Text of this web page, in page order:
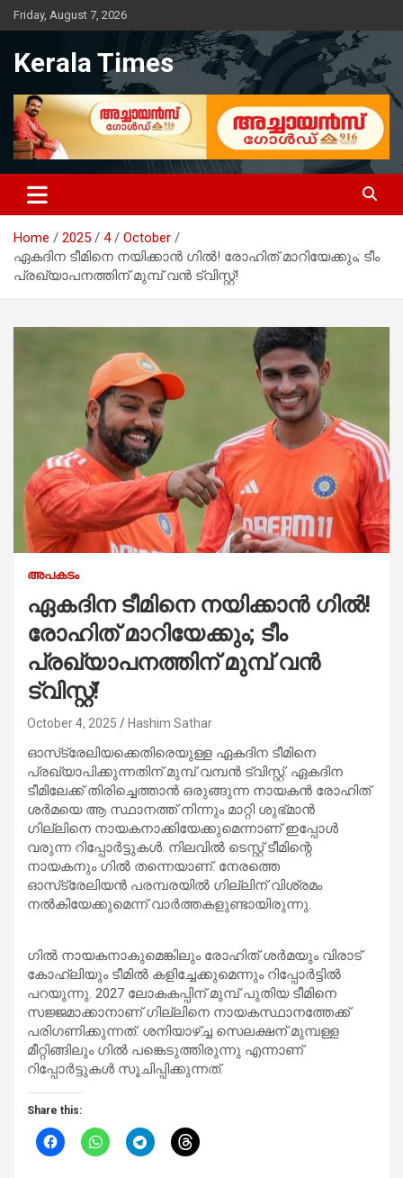
Skip
to
Friday, August 7, 2026
Kerala Times
Home 2025 4
October
ഏകദിന ടീമിനെ നയിക്കാൻ ഗിൽ! രോഹിത് മാറിയേക്കും; ടീം
പ്രഖ്യാപനത്തിന് മുമ്പ് വൻ ട്വിസ്റ്റ്!
അപകടം
ഏകദിന ടീമിനെ നയിക്കാൻ ഗിൽ!
രോഹിത് മാറിയേക്കും; ടീം
പ്രഖ്യാപനത്തിന് മുമ്പ് വൻ
ട്വിസ്റ്റ്!
October 4, 2025 Hashim Sathar
ഓസ്‌ട്രേലിയക്കെതിരെയുള്ള ഏകദിന ടീമിനെ
പ്രഖ്യാപിക്കുന്നതിന് മുമ്പ് വമ്പൻ ട്വിസ്റ്റ്. ഏകദിന
ടീമിലേക്ക് തിരിച്ചെത്താൻ ഒരുങ്ങുന്ന നായകൻ രോഹിത്
ശർമയെ ആ സ്ഥാനത്ത് നിന്നും മാറ്റി ശുഭ്മാൻ
ഗില്ലിനെ നായകനാക്കിയേക്കുമെന്നാണ് ഇപ്പോൾ
വരുന്ന റിപ്പോർട്ടുകൾ. നിലവിൽ ടെസ്റ്റ് ടീമിന്റെ
നായകനും ഗിൽ തന്നെയാണ്. നേരത്തെ
ഓസ്‌ട്രേലിയൻ പരമ്പരയിൽ ഗില്ലിന് വിശ്രമം
നൽകിയേക്കുമെന്ന് വാർത്തകളുണ്ടായിരുന്നു.
ഗിൽ നായകനാകുമെങ്കിലും രോഹിത് ശർമയും വിരാട്
കോഹ്ലിയും ടീമിൽ കളിച്ചേക്കുമെന്നും റിപ്പോർട്ടിൽ
പറയുന്നു. 2027 ലോകകപ്പിന് മുമ്പ് പുതിയ ടീമിനെ
സജ്ജമാക്കാനാണ് ഗില്ലിനെ നായകസ്ഥാനത്തേക്ക്
പരിഗണിക്കുന്നത്. ശനിയാഴ്ച്ച സെലക്ഷന് മുമ്പള്ള
മീറ്റിങ്ങിലും ഗിൽ പങ്കെടുത്തിരുന്നു എന്നാണ്
റിപ്പോർട്ടുകൾ സൂചിപ്പിക്കുന്നത്.
Share this: